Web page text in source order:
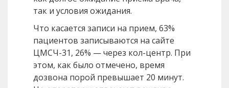
так и условия ожидания.
Что касается записи на прием, 63%
пациентов записываются на сайте
ЦМСЧ-31, 26% — через кол-центр. При
этом, как было отмечено, время
дозвона порой превышает 20 минут.